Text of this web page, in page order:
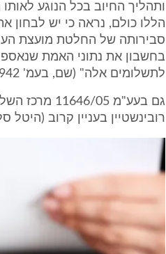
ותהליך החיוב בכל הנוגע
הללו כולם, נראה כי יש לבחון
סבירותה של החלטת מועצת
בחשבון את נתוני האמת
לתשלומים אלה" (שם, בעמ' 943-942; ההדגשות הוספו).
גם בעע"מ
רובינשטיין בעניין קרוב (היטל